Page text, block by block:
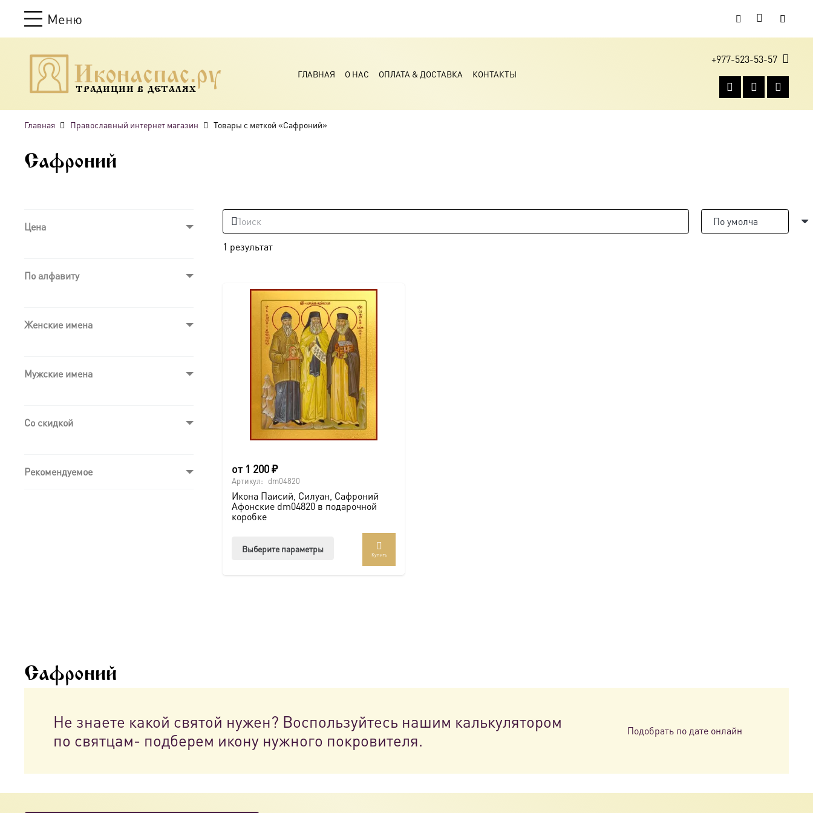
Меню
ТРАДИЦИИ В ДЕТАЛЯХ
ГЛАВНАЯ О НАС ОПЛАТА & ДОСТАВКА КОНТАКТЫ
+977-523-53-57
Главная Православный интернет магазин Товары с меткой «Сафроний»
Сафроний
Цена
По алфавиту
Женские имена
Мужские имена
Со скидкой
Рекомендуемое
1 результат
от 1 200₽
Артикул: dm04820
Икона Паисий, Силуан, Сафроний
Афонские dm04820 в подарочной
коробке
Выберите параметры
товара.
Купить
Сафроний
Не знаете какой святой нужен? Воспользуйтесь нашим калькулятором
по святцам- подберем икону нужного покровителя.
Подобрать по дате онлайн